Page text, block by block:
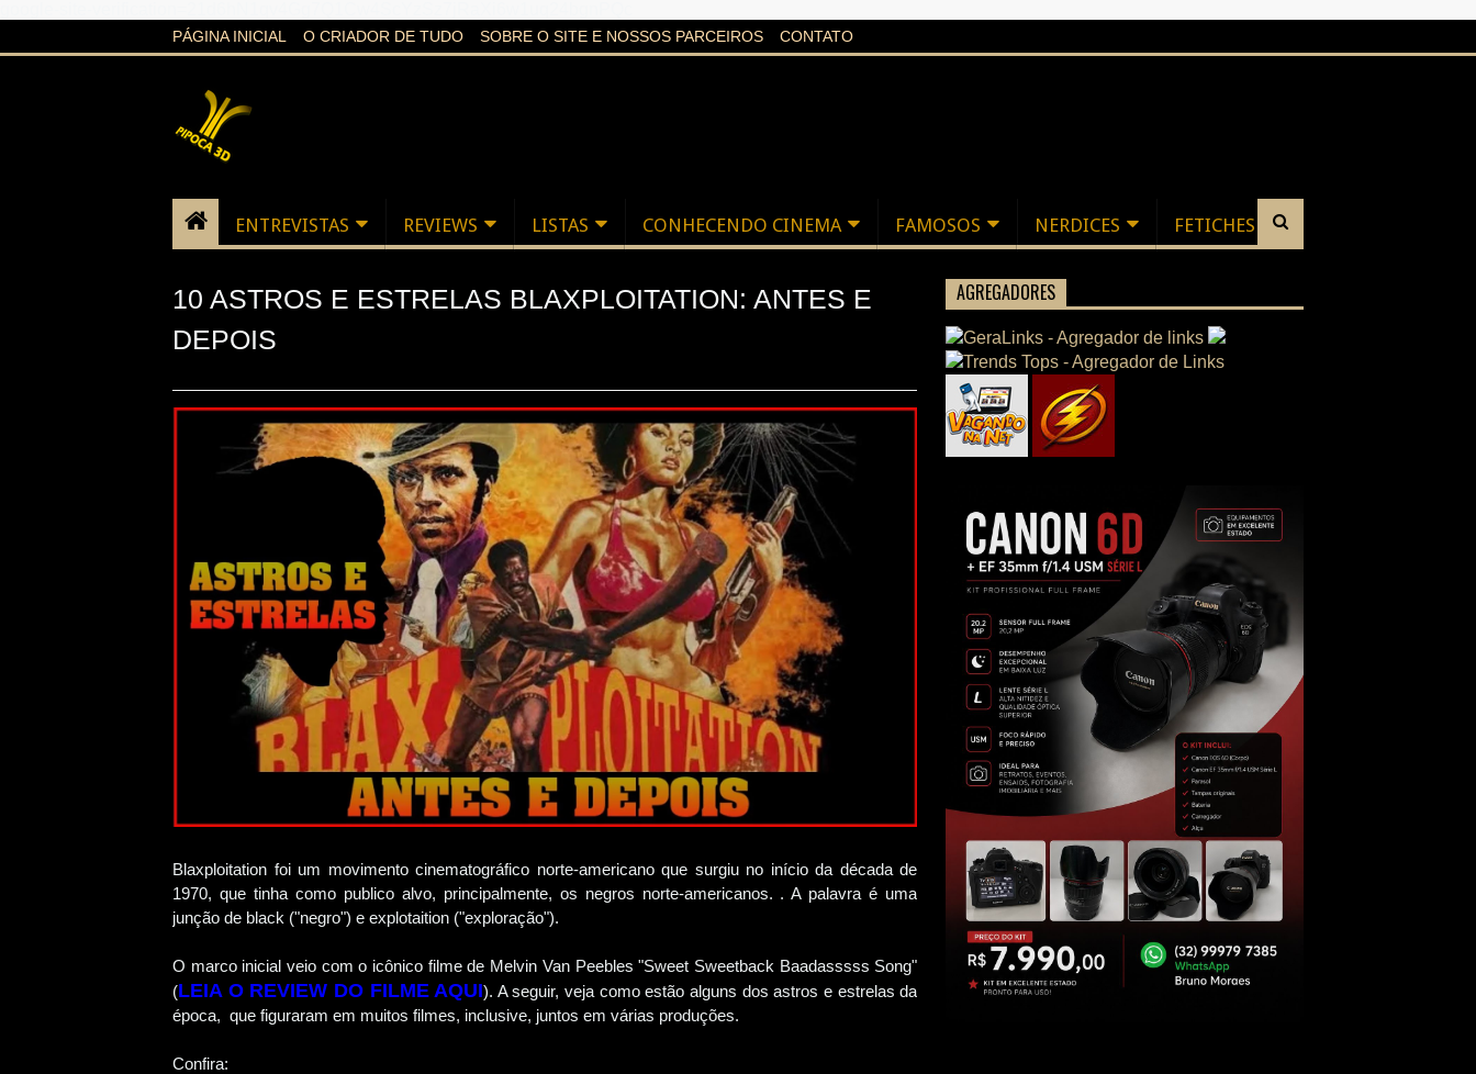
PÁGINA INICIAL O CRIADOR DE TUDO SOBRE O SITE E NOSSOS PARCEIROS CONTATO
ENTREVISTAS REVIEWS LISTAS CONHECENDO CINEMA FAMOSOS NERDICES FETICHES
10 ASTROS E ESTRELAS BLAXPLOITATION: ANTES E
DEPOIS
Blaxploitation foi um movimento cinematográfico norte-americano que surgiu no início da década de
1970, que tinha como publico alvo, principalmente, os negros norte-americanos. . A palavra é uma
junção de black ("negro") e explotaition ("exploração").
O marco inicial veio com o icônico filme de Melvin Van Peebles "Sweet Sweetback Baadasssss Song"
(LEIA O REVIEW DO FILME AQUI). A seguir, veja como estão alguns dos astros e estrelas da
época, que figuraram em muitos filmes, inclusive, juntos em várias produções.
Confira:
AGREGADORES